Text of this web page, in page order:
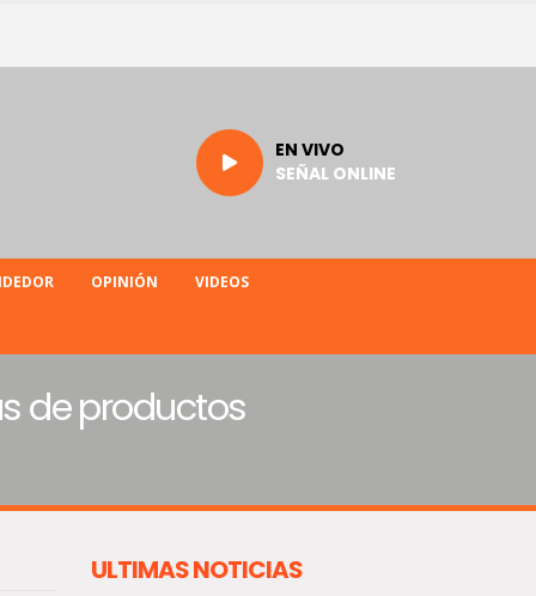
EN VIVO
SEÑAL ONLINE
OPINIÓN VIDEOS
de productos
ULTIMAS NOTICIAS